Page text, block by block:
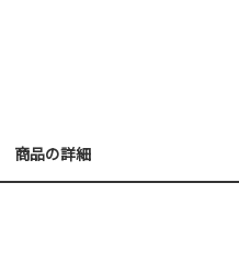
商品の詳細